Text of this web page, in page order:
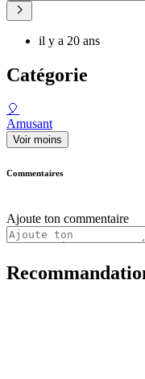
il y a 20 ans
Catégorie
🎈
Amusant
Voir moins
Commentaires
Ajoute ton commentaire